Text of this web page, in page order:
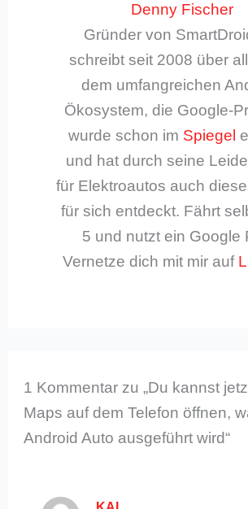
Denny Fischer
Gründer von
schreibt seit 2008 über
dem umfangreichen
Ökosystem, die Google-
wurde schon im Spiegel
und hat durch seine
für Elektroautos auch
für sich entdeckt. Fährt
5 und nutzt ein Google
Vernetze dich mit mir auf
1 Kommentar zu „Du kannst
Maps auf dem Telefon öffnen,
Android Auto ausgeführt wird“